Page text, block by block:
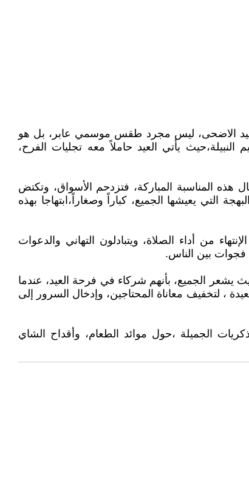
عيد الاضحى، ليس مجرد طقس موسمي عابر، بل هو
النبيلة،حيث يأتي العيد حاملاً معه تجليات الفرح،
هذه المناسبة المباركة، فتزدحم الأسواق، وتكتض
التي يعيشها الجميع، كباراً وصغاراً،ابتهاجا بهذه
من أداء الصلاة، ويتبادلون التهاني والدعوات
فجوات بين الناس.
يشعر الجميع، بأنهم شركاء في فرحة العيد، عندما
، لتخفيف معاناة المحتاجين، وإدخال السرور إلى
الجميلة ،حول موائد الطعام، وأقداح الشاي